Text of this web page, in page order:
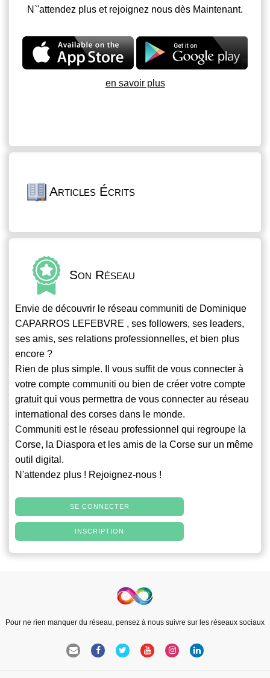
N`'attendez plus et rejoignez nous dès Maintenant.
en savoir plus
Articles Écrits
Son Réseau
Envie de découvrir le réseau communiti de Dominique
CAPARROS LEFEBVRE , ses followers, ses leaders,
ses amis, ses relations professionnelles, et bien plus
encore ?
Rien de plus simple. Il vous suffit de vous connecter à
votre compte communiti ou bien de créer votre compte
gratuit qui vous permettra de vous connecter au réseau
international des corses dans le monde.
Communiti est le réseau professionnel qui regroupe la
Corse, la Diaspora et les amis de la Corse sur un même
outil digital.
N'attendez plus ! Rejoignez-nous !
SE CONNECTER
INSCRIPTION
Pour ne rien manquer du réseau, pensez à nous suivre sur les réseaux sociaux